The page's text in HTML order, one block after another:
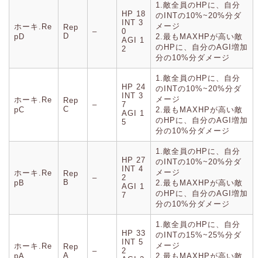
ホーキ.Re
pD
Rep
D
–
HP 18
INT 3
0
AGI 1
2
1.敵全員のHPに、自分
のINTの10%~20%分ダ
メージ
2.最もMAXHPが高い敵
のHPに、自分のAGI増加
分の10%分ダメージ
ホーキ.Re
pC
Rep
C
–
HP 24
INT 3
7
AGI 1
5
1.敵全員のHPに、自分
のINTの10%~20%分ダ
メージ
2.最もMAXHPが高い敵
のHPに、自分のAGI増加
分の10%分ダメージ
ホーキ.Re
pB
Rep
B
–
HP 27
INT 4
2
AGI 1
7
1.敵全員のHPに、自分
のINTの10%~20%分ダ
メージ
2.最もMAXHPが高い敵
のHPに、自分のAGI増加
分の10%分ダメージ
ホーキ.Re
pA
Rep
A
–
HP 33
INT 5
2
1.敵全員のHPに、自分
のINTの15%~25%分ダ
メージ
2.最もMAXHPが高い敵